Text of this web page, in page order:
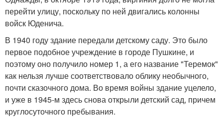
перейти улицу, поскольку по ней двигались колонны
войск Юденича.
В 1940 году здание передали детскому саду. Это было
первое подобное учреждение в городе Пушкине, и
поэтому оно получило номер 1, а его название "Теремок"
как нельзя лучше соответствовало облику необычного,
почти сказочного дома. Во время войны здание уцелело,
и уже в 1945-м здесь снова открыли детский сад, причем
круглосуточного пребывания.